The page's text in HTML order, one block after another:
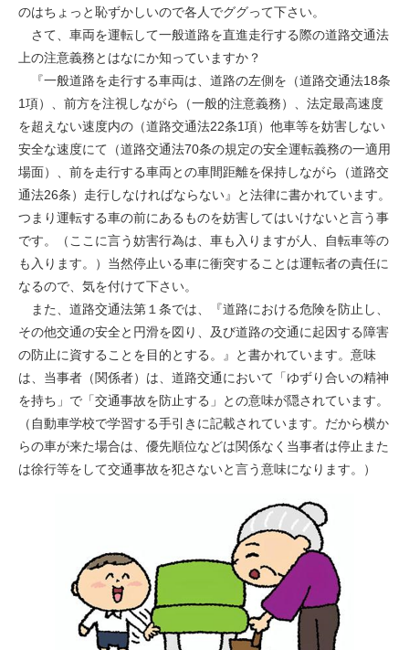
のはちょっと恥ずかしいので各人でググって下さい。
さて、車両を運転して一般道路を直進走行する際の道路交通法
上の注意義務とはなにか知っていますか？
『一般道路を走行する車両は、道路の左側を（道路交通法18条
1項）、前方を注視しながら（一般的注意義務）、法定最高速度
を超えない速度内の（道路交通法22条1項）他車等を妨害しない
安全な速度にて（道路交通法70条の規定の安全運転義務の一適用
場面）、前を走行する車両との車間距離を保持しながら（道路交
通法26条）走行しなければならない』と法律に書かれています。
つまり運転する車の前にあるものを妨害してはいけないと言う事
です。（ここに言う妨害行為は、車も入りますが人、自転車等の
も入ります。）当然停止いる車に衝突することは運転者の責任に
なるので、気を付けて下さい。
また、道路交通法第１条では、『道路における危険を防止し、
その他交通の安全と円滑を図り、及び道路の交通に起因する障害
の防止に資することを目的とする。』と書かれています。意味
は、当事者（関係者）は、道路交通において「ゆずり合いの精神
を持ち」で「交通事故を防止する」との意味が隠されています。
（自動車学校で学習する手引きに記載されています。だから横か
らの車が来た場合は、優先順位などは関係なく当事者は停止また
は徐行等をして交通事故を犯さないと言う意味になります。）